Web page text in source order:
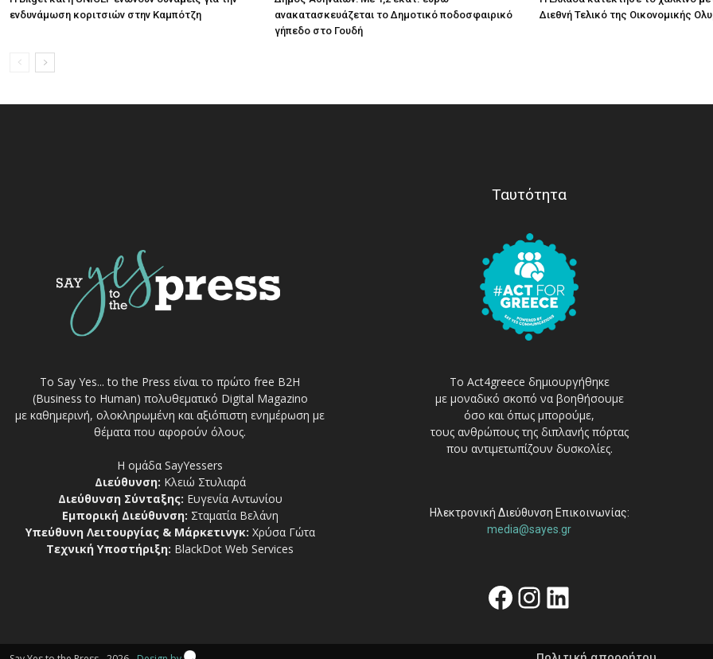
ενδυνάμωση κοριτσιών στην Καμπότζη
ανακατασκευάζεται το Δημοτικό ποδοσφαιρικό
γήπεδο στο Γουδή
Διεθνή Τελικό της Οικονομικής
Το Say Yes... to the Press είναι το πρώτο free Β2Η
(Business to Human) πολυθεματικό Digital Magazino
με καθημερινή, ολοκληρωμένη και αξιόπιστη ενημέρωση με
θέματα που αφορούν όλους.
Η ομάδα SayYessers
Διεύθυνση: Κλειώ Στυλιαρά
Διεύθυνση Σύνταξης: Ευγενία Αντωνίου
Εμπορική Διεύθυνση: Σταματία Βελάνη
Υπεύθυνη Λειτουργίας & Μάρκετινγκ: Χρύσα Γώτα
Τεχνική Υποστήριξη: BlackDot Web Services
Ταυτότητα
Το Act4greece δημιουργήθηκε
με μοναδικό σκοπό να βοηθήσουμε
όσο και όπως μπορούμε,
τους ανθρώπους της διπλανής πόρτας
που αντιμετωπίζουν δυσκολίες.
Ηλεκτρονική Διεύθυνση Επικοινωνίας:
media@sayes.gr
Facebook
Instagram
Linkedin